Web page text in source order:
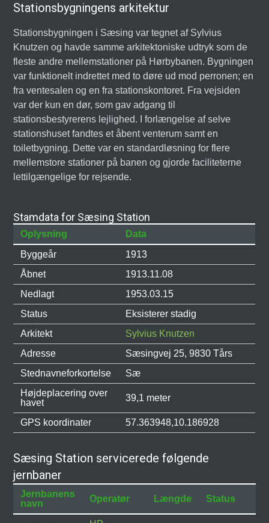
Stationsbygningens arkitektur
Stationsbygningen i Sæsing var tegnet af Sylvius
Knutzen og havde samme arkitektoniske udtryk som de
fleste andre mellemstationer på Hørbybanen. Bygningen
var funktionelt indrettet med to døre ud mod perronen; en
fra ventesalen og en fra stationskontoret. Fra vejsiden
var der kun en dør, som gav adgang til
stationsbestyrerens lejlighed. I forlængelse af selve
stationshuset fandtes et åbent venterum samt en
toiletbygning. Dette var en standardløsning for flere
mellemstore stationer på banen og gjorde faciliteterne
lettilgængelige for rejsende.
Stamdata for Sæsing Station
Oplysning
Data
Byggeår
1913
Åbnet
1913.11.08
Nedlagt
1953.03.15
Status
Eksisterer stadig
Arkitekt
Sylvius Knutzen
Adresse
Sæsingvej 25, 9830 Tårs
Stednavneforkortelse
Sæ
Højdeplacering over
havet
39,1 meter
GPS koordinater 57.363948,10.186928
Sæsing Station servicerede følgende
jernbaner
Jernbanens
navn
Operatør Længde Status